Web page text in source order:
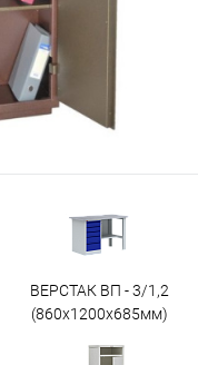
ВЕРСТАК ВП - 3/1,2
(860х1200х685мм)